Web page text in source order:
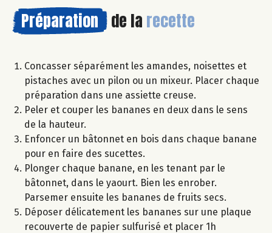
Préparation de la recette
Concasser séparément les amandes, noisettes et
pistaches avec un pilon ou un mixeur. Placer chaque
préparation dans une assiette creuse.
Peler et couper les bananes en deux dans le sens
de la hauteur.
Enfoncer un bâtonnet en bois dans chaque banane
pour en faire des sucettes.
Plonger chaque banane, en les tenant par le
bâtonnet, dans le yaourt. Bien les enrober.
Parsemer ensuite les bananes de fruits secs.
Déposer délicatement les bananes sur une plaque
recouverte de papier sulfurisé et placer 1h